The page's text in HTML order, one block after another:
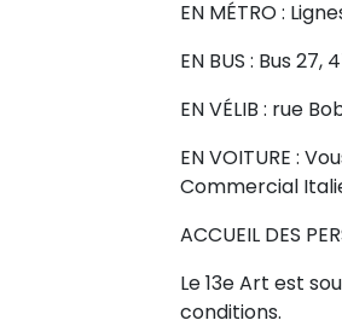
EN MÉTRO :
EN BUS : Bus
EN VÉLIB : rue
EN VOITURE :
Commercial
ACCUEIL DES
Le 13e Art est
conditions.